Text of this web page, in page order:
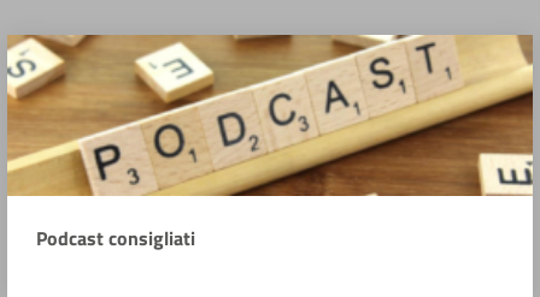
Podcast consigliati